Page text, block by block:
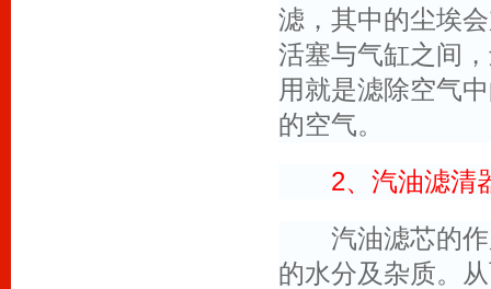
滤，其中的尘埃
活塞与气缸之间
用就是滤除空气
的空气。
2、汽油滤清
汽油滤芯的作
的水分及杂质。